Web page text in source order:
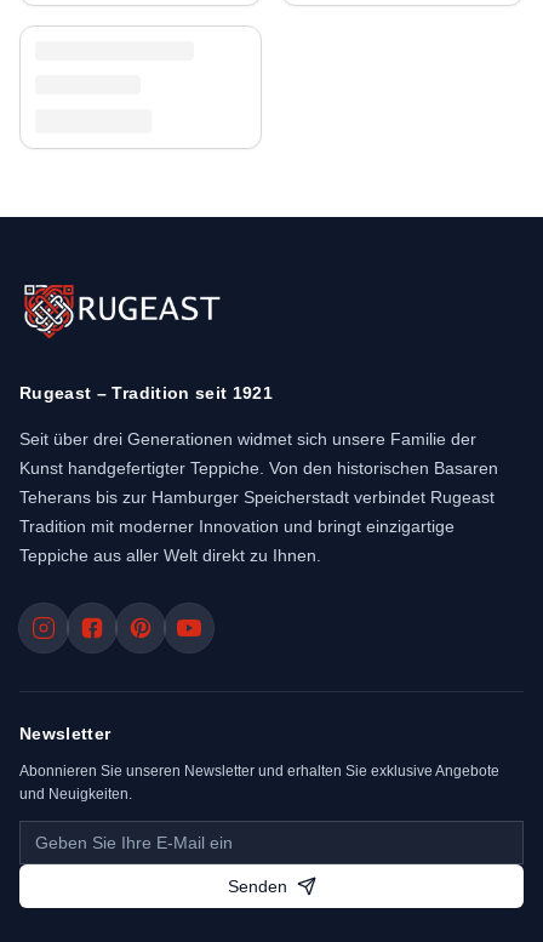
Rugeast – Tradition seit 1921
Seit über drei Generationen widmet sich unsere Familie der
Kunst handgefertigter Teppiche. Von den historischen Basaren
Teherans bis zur Hamburger Speicherstadt verbindet Rugeast
Tradition mit moderner Innovation und bringt einzigartige
Teppiche aus aller Welt direkt zu Ihnen.
Newsletter
Abonnieren Sie unseren Newsletter und erhalten Sie exklusive Angebote
und Neuigkeiten.
Senden